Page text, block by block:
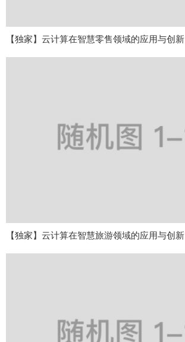
【独家】云计算在智慧零售领域的应用与创新
【独家】云计算在智慧旅游领域的应用与创新